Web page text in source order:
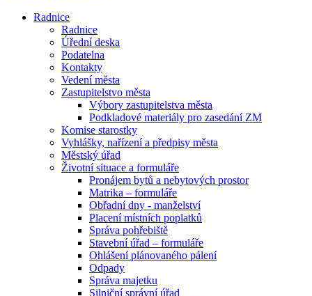
Radnice
Radnice
Úřední deska
Podatelna
Kontakty
Vedení města
Zastupitelstvo města
Výbory zastupitelstva města
Podkladové materiály pro zasedání ZM
Komise starostky
Vyhlášky, nařízení a předpisy města
Městský úřad
Životní situace a formuláře
Pronájem bytů a nebytových prostor
Matrika – formuláře
Obřadní dny - manželství
Placení místních poplatků
Správa pohřebiště
Stavební úřad – formuláře
Ohlášení plánovaného pálení
Odpady
Správa majetku
Silniční správní úřad